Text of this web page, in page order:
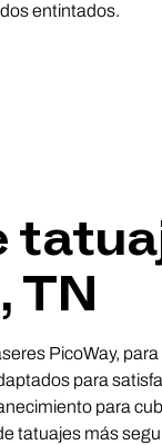
entintados.
TN
PicoWay,
para
para
tatuajes más